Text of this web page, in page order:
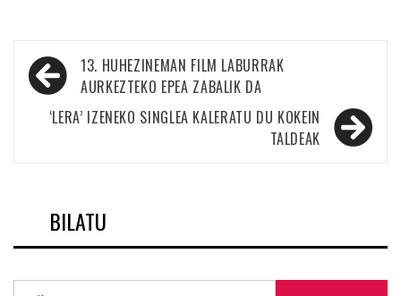
Bidalketetan
zehar
nabigatu
13. HUHEZINEMAN FILM LABURRAK
AURKEZTEKO EPEA ZABALIK DA
‘LERA’ IZENEKO SINGLEA KALERATU DU KOKEIN
TALDEAK
BILATU